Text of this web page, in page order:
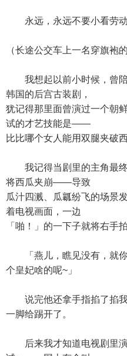
永远，永远不要小看劳
（长途公交车上一名穿旗
我想起以前小时候，曾陪
韩国的后宫古装剧，
犹记得那里面曾演过一个朝
试的才艺技能是——
比比哪个女人能用双腿夹破西
我记得当剧里的主角最终
将西瓜夹崩——导致
瓜汁四溅、瓜瓤纷飞的场景
着电视画面，一边
「啪！」的一下子就将右手
「燕儿，瞧见没有，就你
个皇妃啥的呢~」
说完他还拿手指掐了掐我
一脚给踢开了。
后来我才知道电视剧里演